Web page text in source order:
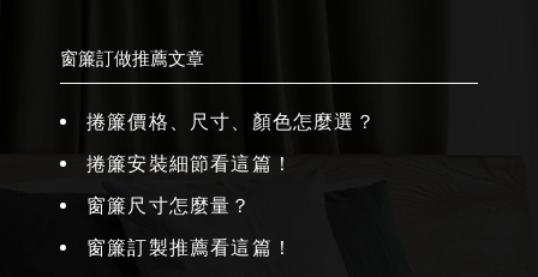
窗簾訂做推薦文章
捲簾價格、尺寸、顏色怎麼選？
捲簾安裝細節看這篇！
窗簾尺寸怎麼量？
窗簾訂製推薦看這篇！